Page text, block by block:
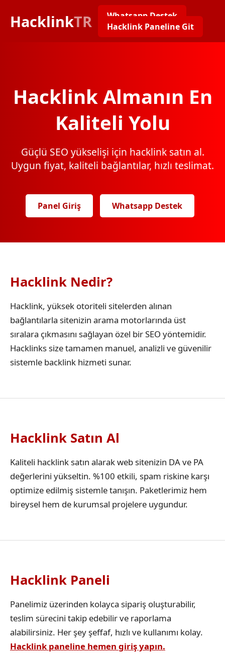
HacklinkTR
Whatsapp Destek
Hacklink Paneline Git
Hacklink Almanın En
Kaliteli Yolu
Güçlü SEO yükselişi için hacklink satın al.
Uygun fiyat, kaliteli bağlantılar, hızlı teslimat.
Panel Giriş Whatsapp Destek
Hacklink Nedir?
Hacklink, yüksek otoriteli sitelerden alınan
bağlantılarla sitenizin arama motorlarında üst
sıralara çıkmasını sağlayan özel bir SEO yöntemidir.
Hacklinks size tamamen manuel, analizli ve güvenilir
sistemle backlink hizmeti sunar.
Hacklink Satın Al
Kaliteli hacklink satın alarak web sitenizin DA ve PA
değerlerini yükseltin. %100 etkili, spam riskine karşı
optimize edilmiş sistemle tanışın. Paketlerimiz hem
bireysel hem de kurumsal projelere uygundur.
Hacklink Paneli
Panelimiz üzerinden kolayca sipariş oluşturabilir,
teslim sürecini takip edebilir ve raporlama
alabilirsiniz. Her şey şeffaf, hızlı ve kullanımı kolay.
Hacklink paneline hemen giriş yapın.